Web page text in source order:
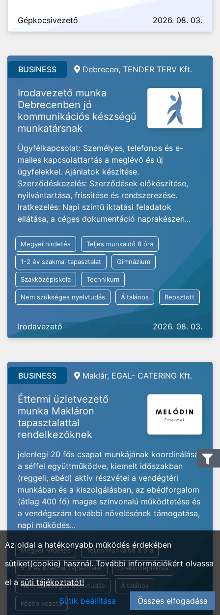
Gépkocsivezető 2026. 08. 03.
BUSINESS Debrecen, TENDER TERV Kft.
Irodavezető munka
Debrecenben jó
kommunikációs készségű
munkatársnak
Ügyfélkapcsolat: Személyes, telefonos és e-
mailes kapcsolattartás a meglévő és új
ügyfelekkel. Ajánlatok készítése.
Szerződéskezelés: Szerződések előkészítése,
nyilvántartása, frissítése és rendszerezése.
Iratkezelés: Napi szintű iktatási feladatok
ellátása, a céges dokumentáció naprakészen...
Megyei hirdetés Teljes munkaidő 8 óra
1-2 év szakmai tapasztalat Gimnázium
Szakközépiskola Technikum
Nem szükséges nyelvtudás Általános Beosztott
Irodavezető 2026. 08. 03.
BUSINESS Maklár, EGAL- CATERING Kft.
Éttermi üzletvezető
munka Makláron
tapasztalattal
rendelkezőknek
jelenlegi 20 fős csapat munkájának koordinálása
a séffel együttműködve, kiemelt időszakban
(reggeli, ebéd) aktív részvétel a vendégtéri
munkában és a kiszolgálásban, az ebédforgalom
(átlag 400 fő) magas színvonalú működtetése és
a vendégszám további növelésének támogatása,
napi működés...
Megyei hirdetés Teljes munkaidő 8 óra
5-9 év szakmai tapasztalat Szakközépiskola
Nem szükséges nyelvtudás Általános
Közép vezető
Az oldal a hatékonyabb működés érdekében
sütiket(cookie) használ. További információkért olvassa
el a süti tájékoztatót!
Sütik beállítása
Összes elfogadása